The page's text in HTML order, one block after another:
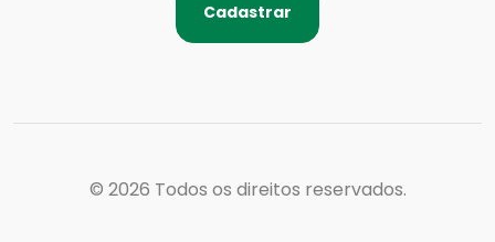
Cadastrar
© 2026 Todos os direitos reservados.